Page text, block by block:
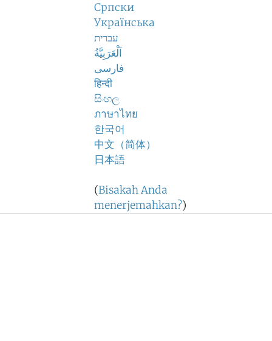
Српски
Українська
עברית
اَلْعَرَبِيَّةُ
فارسی
हिन्दी
සිංහල
ภาษาไทย
한국어
中文（简体）
日本語
(Bisakah Anda
menerjemahkan?)